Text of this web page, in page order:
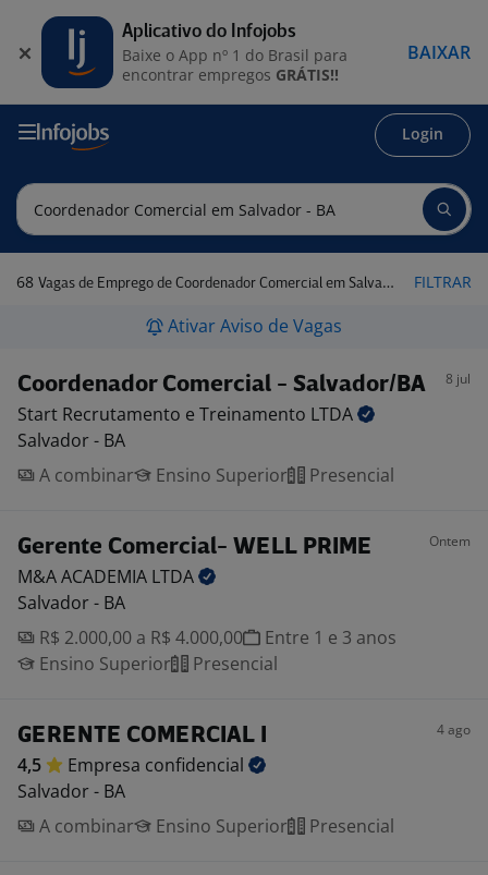
Login
68 Vagas de Emprego de Coordenador Comercial em Salvador - BA FILTRAR
Ativar Aviso de Vagas
Coordenador Comercial - Salvador/BA 8 jul
Start Recrutamento e Treinamento LTDA
Salvador - BA
A combinar
Ensino Superior Presencial
Gerente Comercial- WELL PRIME Ontem
M&A ACADEMIA LTDA
Salvador - BA
R$ 2.000,00 a R$ 4.000,00
Entre 1 e 3 anos
Ensino Superior
Presencial
GERENTE COMERCIAL I 4 ago
4,5 Empresa confidencial
Salvador - BA
A combinar
Ensino Superior Presencial
Aplicativo do Infojobs
Baixe o App nº 1 do Brasil para
encontrar empregos GRÁTIS!!
BAIXAR